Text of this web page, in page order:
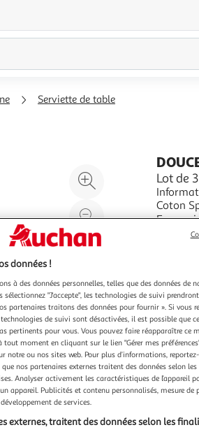
Serviette de table
Agrandir
l'illustration
à
200%
Réduire
l'illustration
à
%
Partager
produit
Lot de
Coton
En
Vendu
Vendu
données !
à des données personnelles, telles que des données de
"J'accepte", les technologies de suivi
partenaires traitons des données pour fournir ». Si vous
de suivi sont désactivées, il est possible que
pertinents pour vous. Vous pouvez faire réapparaître ce
moment en cliquant sur le lien "Gérer mes
notre ou nos sites web. Pour plus d’informations,
nos partenaires externes traitent des données selon
Analyser activement les caractéristiques de l’appareil
appareil. Publicités et contenu personnalisés, mesure de
de services.
externes, traitent des données selon les